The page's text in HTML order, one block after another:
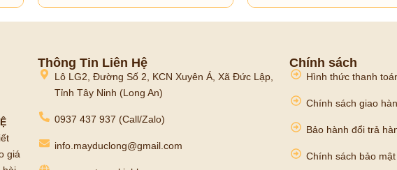
giá
Thông Tin Liên Hệ
Lô LG2, Đường Số 2, KCN Xuyên Á, Xã Đức Lập,
Tỉnh Tây Ninh (Long An)
0937 437 937 (Call/Zalo)
info.mayduclong@gmail.com
Chính sách
Hình thức thanh
Chính sách giao
Bảo hành đổi trả
Chính sách bảo mật